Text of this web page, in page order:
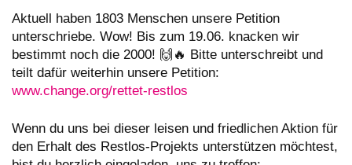
Aktuell haben 1803 Menschen unsere Petition
unterschriebe. Wow! Bis zum 19.06. knacken wir
bestimmt noch die 2000! 🙌🔥 Bitte unterschreibt und
teilt dafür weiterhin unsere Petition:
www.change.org/rettet-restlos
Wenn du uns bei dieser leisen und friedlichen Aktion für
den Erhalt des Restlos-Projekts unterstützen möchtest,